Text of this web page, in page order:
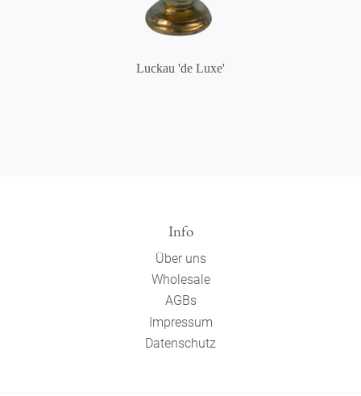
Luckau 'de Luxe'
Info
Über uns
Wholesale
AGBs
Impressum
Datenschutz